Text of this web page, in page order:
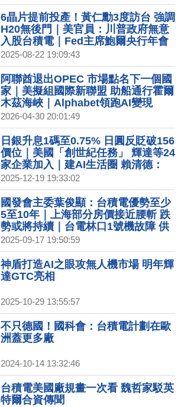
6晶片提前投產！黃仁勳3度訪台 強調
H20無後門｜美官員：川普政府無意
入股台積電｜Fed主席鮑爾央行年會
告別演說 預料「政策框架」大調整｜
台灣內閣傳將改組！龔明鑫有望轉任
經濟部長
2025-08-22 19:09:43
阿聯酋退出OPEC 市場點名下一個國
家｜美擬組國際新聯盟 助船通行霍爾
木茲海峽｜Alphabet領跑AI變現
Meta陷資本支出壓力｜台灣第1季經
濟成長率達13.69%
2026-04-30 20:01:49
日銀升息1碼至0.75% 日圓反貶破156
價位｜美國「創世紀任務」 輝達等24
家企業加入｜建AI生活圈 賴清德：
2040年為台育50萬AI人才｜高雄新百
貨商場齊發！日商三井百億投資建
LaLaport
2025-12-19 19:33:02
國發會主委葉俊顯：台積電優勢至少
5至10年｜上海部分房價接近腰斬 跌
勢或將持續｜台電林口1號機故障 供
電下降亮吃緊黃燈｜美中擬組新公司
管理TikTok美業務 美方持股8成
2025-09-17 19:50:59
神盾打造AI之眼攻無人機市場 明年輝
達GTC亮相
2025-10-29 13:55:57
不只德國！國科會：台積電計劃在歐
洲蓋更多廠
2024-10-14 13:32:46
台積電美國廠規畫一次看 魏哲家駁英
特爾合資傳聞